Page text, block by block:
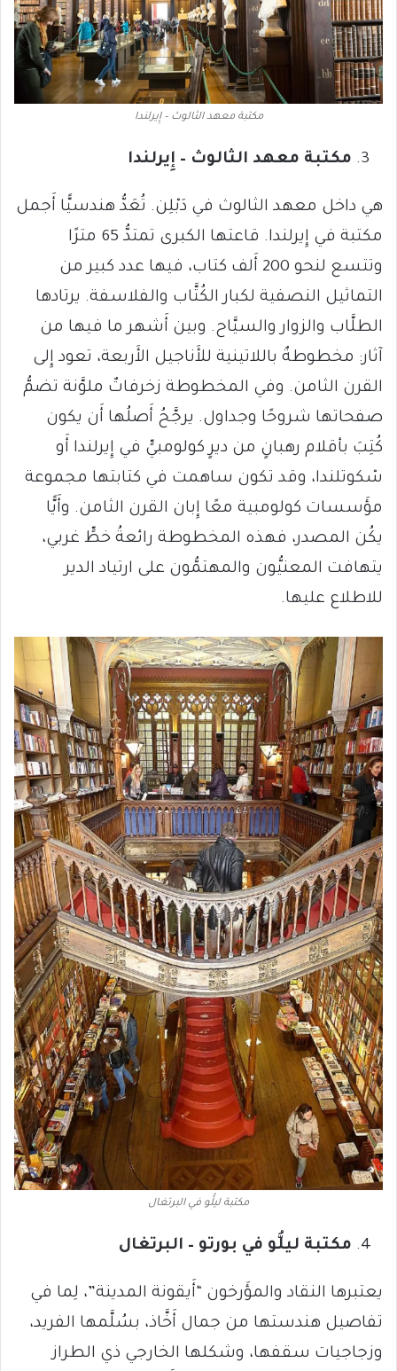
مكتبة معهد الثالوث – إِيرلندا
مكتبة معهد الثالوث – إِيرلندا
هي داخل معهد الثالوث في دَبْلِن. تُعَدُّ هندسيًّا أَجمل
مكتبة في إِيرلندا. قاعتها الكبرى تمتدُّ 65 مترًا
وتتسع لنحو 200 أَلف كتاب، فيها عدد كبير من
التماثيل النصفية لكبار الكُتَّاب والفلاسفة. يرتادها
الطلَّاب والزوار والسيَّاح. وبين أَشهر ما فيها من
آثار: مخطوطةٌ باللاتينية للأَناجيل الأَربعة، تعود إِلى
القرن الثامن. وفي المخطوطة زخرفاتٌ ملوَّنة تضمُّ
صفحاتها شروحًا وجداول. يرجَّحُ أَصلُها أَن يكون
كُتِبَ بأقلام رهبانٍ من ديرٍ كولومبيٍّ في إِيرلندا أَو
سْكوتلندا، وقد تكون ساهمت في كتابتها مجموعة
مؤَسسات كولومبية معًا إِبان القرن الثامن. وأَيًّا
يكُن المصدر، فهذه المخطوطة رائعةُ خطٍّ غربي،
يتهافت المعنيُّون والمهتمُّون على ارتياد الدير
للاطلاع عليها.
مكتبة ليلُّو في البرتغال
مكتبة ليلُّو في بورتو – البرتغال
يعتبرها النقاد والمؤَرخون “أَيقونة المدينة”، لِما في
تفاصيل هندستها من جمال أَخَّاذ، بسُلَّمها الفريد،
وزجاجيات سقفها، وشكلها الخارجي ذي الطراز